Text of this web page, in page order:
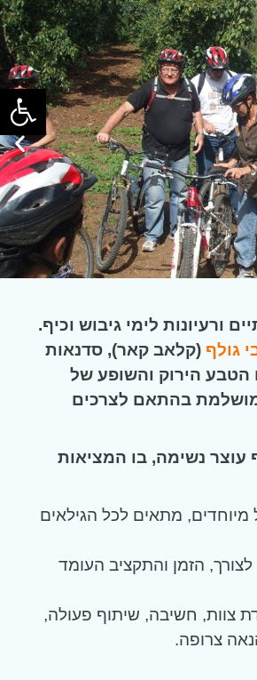
ורעיונות לימי גיבוש וכיף.
גולף (קלאב קאר), סדנאות
הטבע הירוק והשופע של
בהתאם לצרכים
עוצר נשימה, בו המציאות
מיוחדים, מתאים לכל הגילאים
הזמן והתקציב העומד
צוות, חשיבה, שיתוף פעולה,
צרופה.